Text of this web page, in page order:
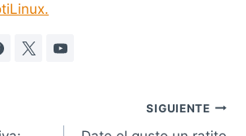
SIGUIENTE